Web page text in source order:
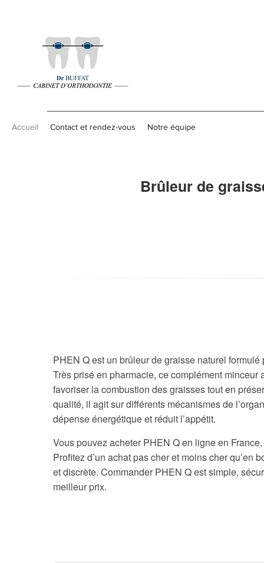
Accueil Contact et rendez-vous Notre équipe
Brûleur de
PHEN Q est un brûleur de graisse naturel
Très prisé en pharmacie, ce complément
favoriser la combustion des graisses tout en
qualité, il agit sur différents mécanismes de
dépense énergétique et réduit l’appétit.
Vous pouvez acheter PHEN Q en ligne en
Profitez d’un achat pas cher et moins cher
et discrète. Commander PHEN Q est simple,
meilleur prix.